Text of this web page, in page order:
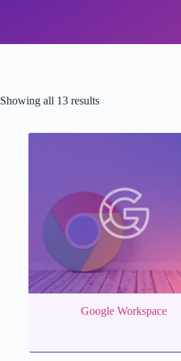
Showing all 13 results
Google Workspace